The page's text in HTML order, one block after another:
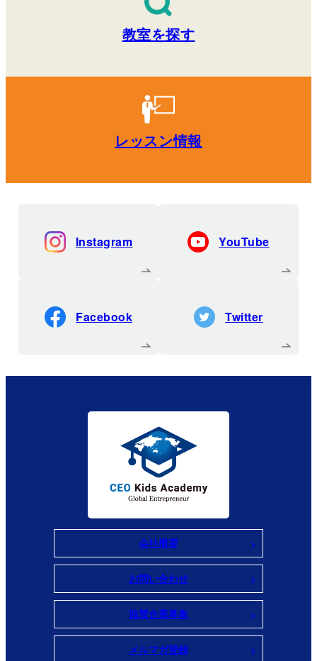
教室を探す
レッスン情報
Instagram YouTube
Facebook Twitter
会社概要
お問い合わせ
協賛企業募集
メルマガ登録